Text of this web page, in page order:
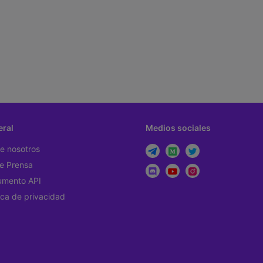
nosotros
Prensa
API
de privacidad
Medios sociales